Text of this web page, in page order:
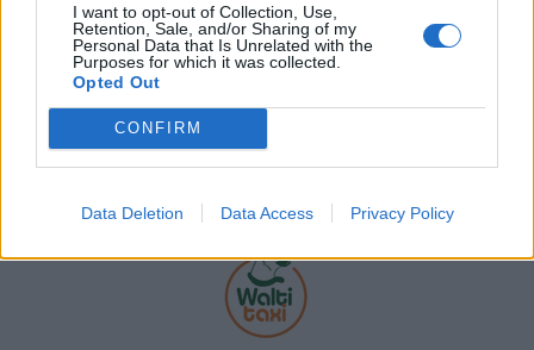
I want to opt-out of Collection, Use,
Retention, Sale, and/or Sharing of my
Personal Data that Is Unrelated with the
Purposes for which it was collected.
Opted Out
CONFIRM
Data Deletion Data Access Privacy Policy
Javasolj egy kutyabarát helyet!